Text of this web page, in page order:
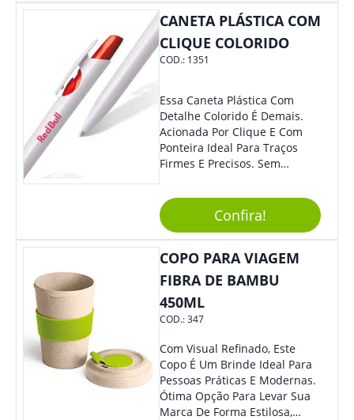
Colaboradores.
CANETA PLÁSTICA COM
CLIQUE COLORIDO
COD.: 1351
Essa Caneta Plástica Com
Detalhe Colorido É Demais.
Acionada Por Clique E Com
Ponteira Ideal Para Traços
Firmes E Precisos. Sem
Brinde Para Representar Sua
Marca. Dimensões: 1.6 Cm X
13.7 Cm X 1.6 Cm
Confira!
COPO PARA VIAGEM
FIBRA DE BAMBU
450ML
COD.:347
Com Visual Refinado, Este
Copo É Um Brinde Ideal Para
Pessoas Práticas E Modernas.
Ótima Opção Para Levar Sua
Marca De Forma Estilosa,